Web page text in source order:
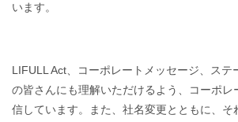
います。
LIFULL Act、コーポレートメッセージ、ステ
の皆さんにも理解いただけるよう、コーポレ
信しています。また、社名変更とともに、そ